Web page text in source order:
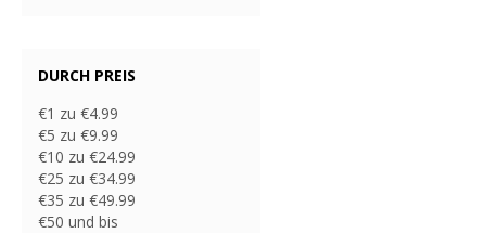
DURCH PREIS
€1 zu €4.99
€5 zu €9.99
€10 zu €24.99
€25 zu €34.99
€35 zu €49.99
€50 und bis